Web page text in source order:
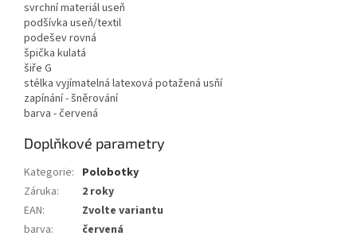
svrchní materiál useň
podšívka useň/textil
podešev rovná
špička kulatá
šiře G
stélka vyjímatelná latexová potažená usňí
zapínání - šněrování
barva - červená
Doplňkové parametry
Kategorie: Polobotky
Záruka:
2 roky
EAN:
Zvolte variantu
barva:
červená